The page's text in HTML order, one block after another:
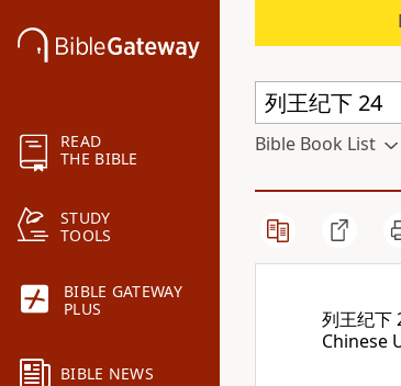
READ
THE BIBLE
STUDY
TOOLS
BIBLE GATEWAY
PLUS
BIBLE NEWS
Bible Book List
列王纪下
Chinese